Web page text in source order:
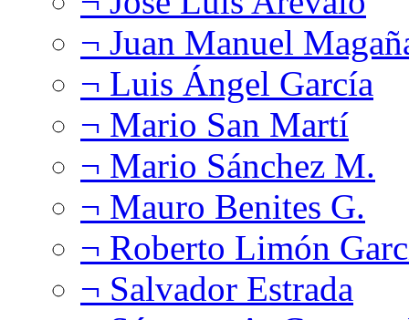
¬ Juan Manuel
¬ Luis Ángel García
¬ Mario San Martí
¬ Mario Sánchez M.
¬ Mauro Benites G.
¬ Roberto Limón
¬ Salvador Estrada